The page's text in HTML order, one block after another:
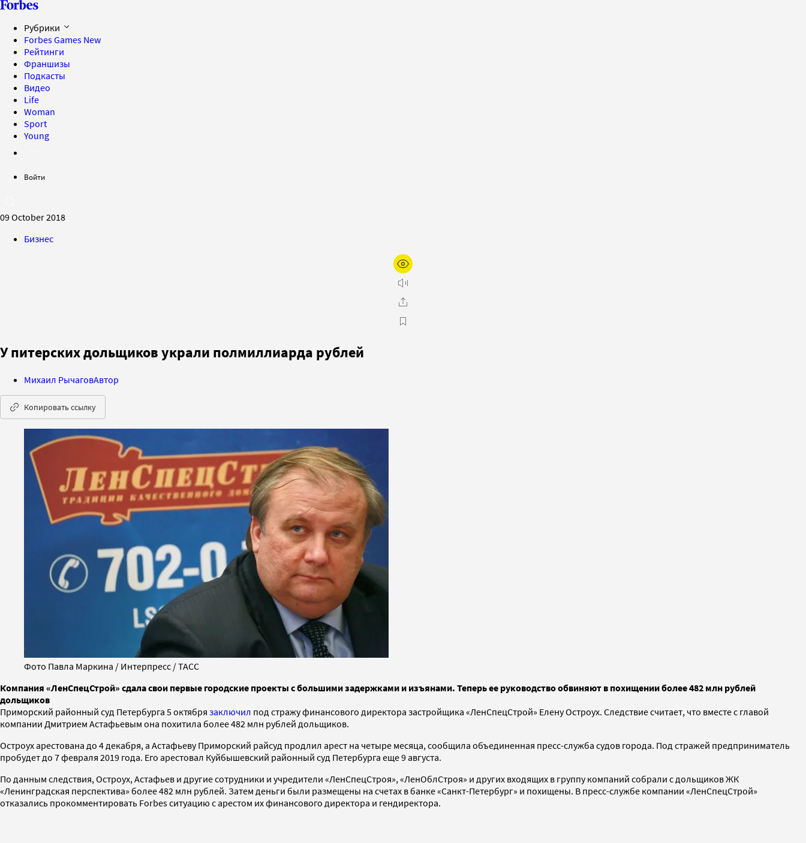
Рубрики
Forbes Games New
Рейтинги
Франшизы
Подкасты
Видео
Life
Woman
Sport
Young
Войти
09 October 2018
Бизнес
У питерских дольщиков украли полмиллиарда рублей
Михаил РычаговАвтор
Копировать ссылку
Фото Павла Маркина / Интерпресс / ТАСС
Компания «ЛенСпецСтрой» сдала свои первые городские проекты с большими задержками и изъянами. Теперь ее руководство обвиняют в похищении более 482 млн рублей
дольщиков
Приморский районный суд Петербурга 5 октября заключил под стражу финансового директора застройщика «ЛенСпецСтрой» Елену Остроух. Следствие считает, что вместе с главой
компании Дмитрием Астафьевым она похитила более 482 млн рублей дольщиков.
Остроух арестована до 4 декабря, а Астафьеву Приморский райсуд продлил арест на четыре месяца, сообщила объединенная пресс-служба судов города. Под стражей предприниматель
пробудет до 7 февраля 2019 года. Его арестовал Куйбышевский районный суд Петербурга еще 9 августа.
По данным следствия, Остроух, Астафьев и другие сотрудники и учредители «ЛенСпецСтроя», «ЛенОблСтроя» и других входящих в группу компаний собрали с дольщиков ЖК
«Ленинградская перспектива» более 482 млн рублей. Затем деньги были размещены на счетах в банке «Санкт-Петербург» и похищены. В пресс-службе компании «ЛенСпецСтрой»
отказались прокомментировать Forbes ситуацию с арестом их финансового директора и гендиректора.